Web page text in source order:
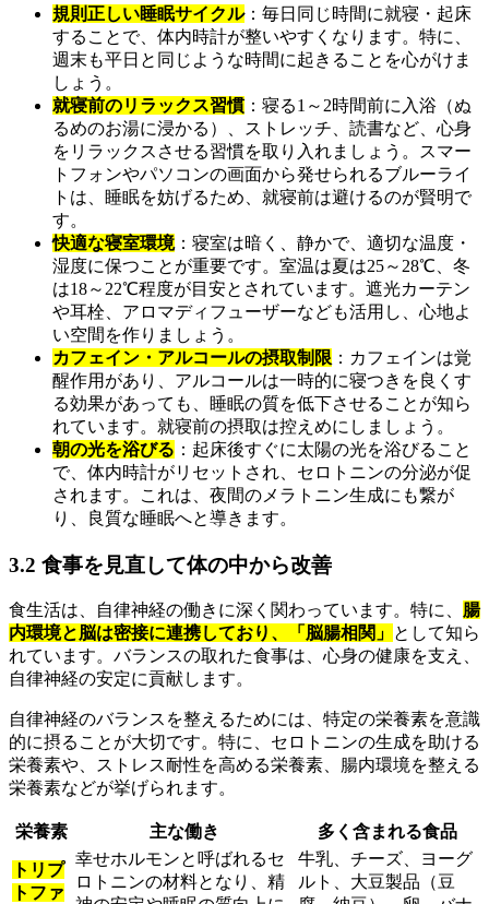
規則正しい睡眠サイクル：毎日同じ時間に就寝・起床
することで、体内時計が整いやすくなります。特に、
週末も平日と同じような時間に起きることを心がけま
しょう。
就寝前のリラックス習慣：寝る1～2時間前に入浴（ぬ
るめのお湯に浸かる）、ストレッチ、読書など、心身
をリラックスさせる習慣を取り入れましょう。スマー
トフォンやパソコンの画面から発せられるブルーライ
トは、睡眠を妨げるため、就寝前は避けるのが賢明で
す。
快適な寝室環境：寝室は暗く、静かで、適切な温度・
湿度に保つことが重要です。室温は夏は25～28℃、冬
は18～22℃程度が目安とされています。遮光カーテン
や耳栓、アロマディフューザーなども活用し、心地よ
い空間を作りましょう。
カフェイン・アルコールの摂取制限 ：カフェインは覚
醒作用があり、アルコールは一時的に寝つきを良くす
る効果があっても、睡眠の質を低下させることが知ら
れています。就寝前の摂取は控えめにしましょう。
朝の光を浴びる ：起床後すぐに太陽の光を浴びること
で、体内時計がリセットされ、セロトニンの分泌が促
されます。これは、夜間のメラトニン生成にも繋が
り、良質な睡眠へと導きます。
3.2 食事を見直して体の中から改善
食生活は、自律神経の働きに深く関わっています。特に、 腸
内環境と脳は密接に連携しており、「脳腸相関」 として知ら
れています。バランスの取れた食事は、心身の健康を支え、
自律神経の安定に貢献します。
自律神経のバランスを整えるためには、特定の栄養素を意識
的に摂ることが大切です。特に、セロトニンの生成を助ける
栄養素や、ストレス耐性を高める栄養素、腸内環境を整える
栄養素などが挙げられます。
栄養素 主な働き 多く含まれる食品
トリプ
トファ
幸せホルモンと呼ばれるセ
ロトニンの材料となり、精
牛乳、チーズ、ヨーグ
ルト、大豆製品（豆